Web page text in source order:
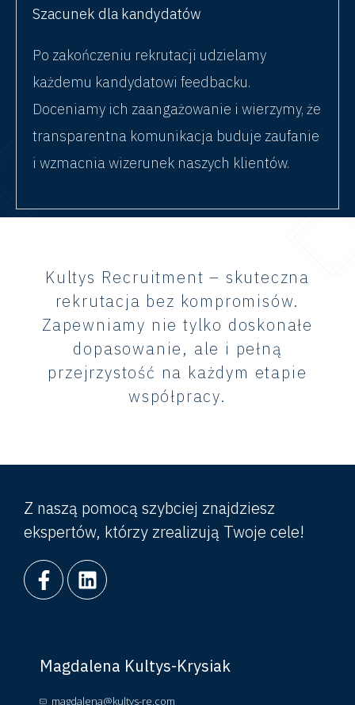
Szacunek dla kandydatów
Po zakończeniu rekrutacji udzielamy
każdemu kandydatowi feedbacku.
Doceniamy ich zaangażowanie i wierzymy, że
transparentna komunikacja buduje zaufanie
i wzmacnia wizerunek naszych klientów.
Kultys Recruitment – skuteczna
rekrutacja bez kompromisów.
Zapewniamy nie tylko doskonałe
dopasowanie, ale i pełną
przejrzystość na każdym etapie
współpracy.
Z naszą pomocą szybciej znajdziesz
ekspertów, którzy zrealizują Twoje cele!
Magdalena Kultys-Krysiak
magdalena@kultys-re.com